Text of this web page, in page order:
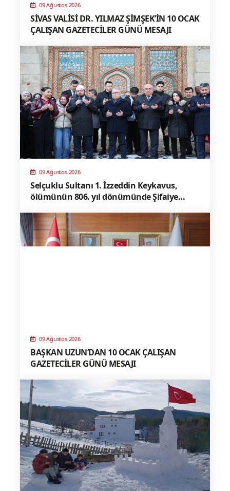
09 Ağustos 2026
SİVAS VALİSİ DR. YILMAZ ŞİMŞEK’İN 10 OCAK
ÇALIŞAN GAZETECİLER GÜNÜ MESAJI
09 Ağustos 2026
Selçuklu Sultanı 1. İzzeddin Keykavus,
ölümünün 806. yıl dönümünde Şifaiye
anıldı
09 Ağustos 2026
BAŞKAN UZUN’DAN 10 OCAK ÇALIŞAN
GAZETECİLER GÜNÜ MESAJI